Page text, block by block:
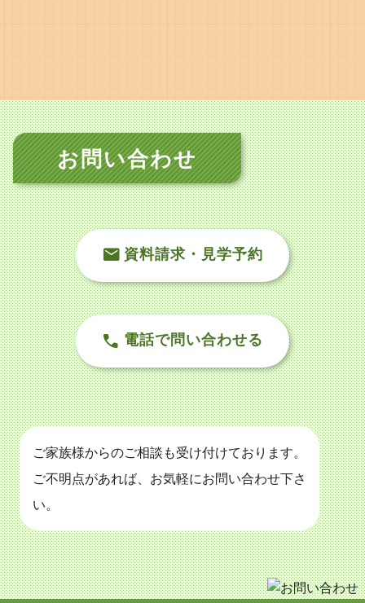
お問い合わせ
資料請求・見学予約
電話で問い合わせる
ご家族様からのご相談も受け付けております。
ご不明点があれば、お気軽にお問い合わせ下さ
い。